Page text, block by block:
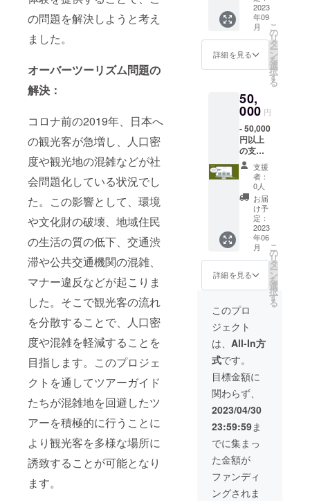
の問題を解決しようと考え
ました。
オーバーツーリズム問題の
解決：
コロナ前の2019年、日本へ
の観光客が急増し、人口密
度や観光地の混雑などが社
会問題化している状況でし
た。この影響として、環境
や文化財の破壊、地域住民
の生活の質の低下、交通渋
滞や公共交通機関の混雑、
マナー違反などが起こりま
した。そこで観光客の流れ
を分散することで、人口密
度や混雑を軽減することを
目指します。このプロジェ
クトを通してツアーガイド
たちが混雑地を回避したツ
アーを積極的に行うことに
より観光客を多様な場所に
誘致することが可能となり
ます。
[findhid
denwal
ks@gm
ail.com]
までお
像ファ
イルは
jpgか
pngで、
サイズ
は1MB
までと
しま
す。 - ※
広告掲
載期間
は、
2023年
6月1
日〜
2023年
8月1日
告の内
しては
後に連
絡致し
ます。
（掲載
期間の
変更は
応相
枚をお
送りし
ます。
・商品
ジャン
ル：
パー
数量：
１枚 ・
商品サ
イズ：
S、M、
L、XL
・素
材：綿
・デザ
イン：
Hidden
Walks
ロゴ入
りのシ
ンプル
なパー
カー ・
黒
2023
年09
月
詳細を見る
こ
の
リ
タ
ー
ン
を
選
択
す
る
50,
000 円
- 50,000
円以上
の支
援：
Hidden
Walks
トップ
ページ
で6ヶ月
間広告
掲載で
きる権
利 - ※ア
ダル
ト、投
資勧
誘、公
序良俗
に反す
る広告
は掲載
するこ
とはで
きませ
ん。 - ※
長方
形、ま
たは正
方形の
バナー
広告に
なりま
す。 -※
バナー
支援
者：
0人
お届
け予
定：
2023
年06
月
詳細を見る
こ
の
リ
タ
ー
ン
を
選
択
す
る
このプロ
ジェクト
は、 All-In方
式です。
目標金額に
関わらず、
2023/04/30
23:59:59ま
でに集まっ
た金額が
ファンディ
ングされま